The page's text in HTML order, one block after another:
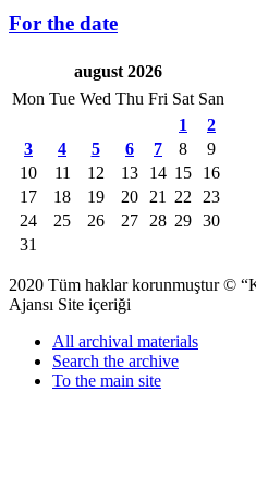
For the date
august 2026
Mon Tue Wed Thu Fri Sat San
1
2
3
4 5 6 7 8
9
10
11 12 13 14 15
16
17
18 19 20 21 22
23
24
25 26 27 28 29 30
31
2020 Tüm haklar korunmuştur ©
Ajansı Site içeriği
All archival materials
Search the archive
To the main site